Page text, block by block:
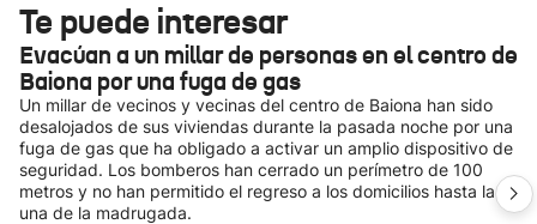
Te puede interesar
Evacúan a un millar de personas en el centro de
Baiona por una fuga de gas
Un millar de vecinos y vecinas del centro de Baiona han sido
desalojados de sus viviendas durante la pasada noche por una
fuga de gas que ha obligado a activar un amplio dispositivo de
seguridad. Los bomberos han cerrado un perímetro de 100
metros y no han permitido el regreso a los domicilios hasta la
una de la madrugada.